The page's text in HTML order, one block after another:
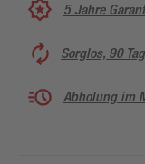
5 Jahre
Sorglos, 90
Abholung im